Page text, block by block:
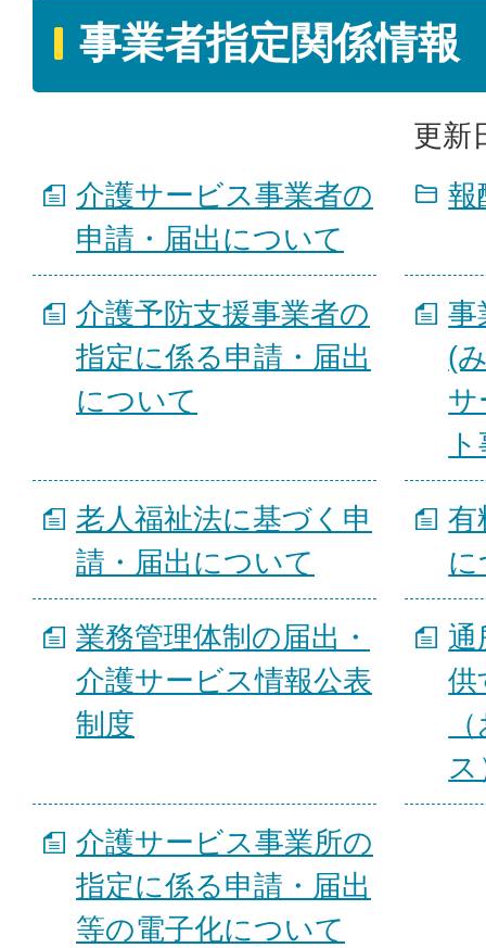
事業者指定関係情報
更新
介護サービス事業者の
申請・届出について
報
介護予防支援事業者の
指定に係る申請・届出
について
事
(
サ
老人福祉法に基づく申
請・届出について
有
業務管理体制の届出・
介護サービス情報公表
制度
通
供
ス
介護サービス事業所の
指定に係る申請・届出
等の電子化について